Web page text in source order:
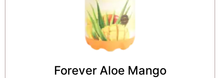
Forever Aloe Mango